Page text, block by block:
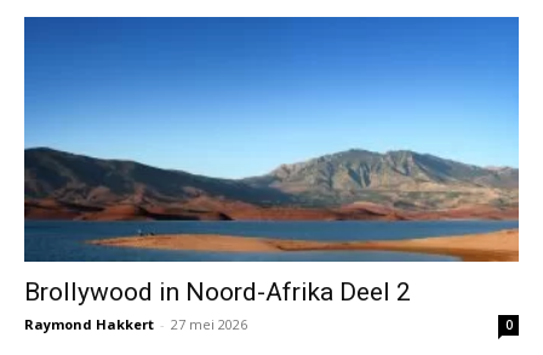
Brollywood in Noord-Afrika Deel 2
Raymond Hakkert - 27 mei 2026 0